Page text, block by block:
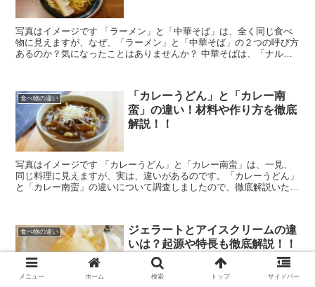
写真はイメージです 「ラーメン」と「中華そば」は、全く同じ食べ
物に見えますが、なぜ、「ラーメン」と「中華そば」の２つの呼び方
あるのか？気になったことはありませんか？ 中華そばは、「ナルト
食べ物の違い
「カレーうどん」と「カレー南
蛮」の違い！材料や作り方を徹底
解説！！
写真はイメージです 「カレーうどん」と「カレー南蛮」は、一見、
同じ料理に見えますが、実は、違いがあるのです。「カレーうどん」
と「カレー南蛮」の違いについて調査しましたので、徹底解説いたし
食べ物の違い
ジェラートとアイスクリームの違
いは？起源や特長も徹底解説！！
メニュー ホーム 検索 トップ サイドバー